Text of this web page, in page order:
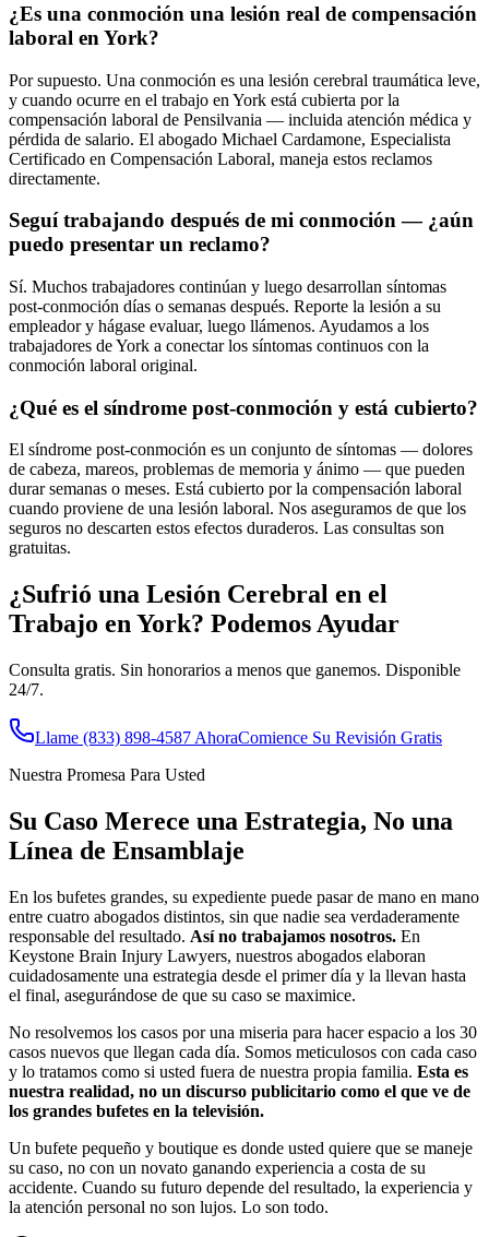
¿Es una conmoción una lesión real de compensación
laboral en York?
Por supuesto. Una conmoción es una lesión cerebral traumática leve,
y cuando ocurre en el trabajo en York está cubierta por la
compensación laboral de Pensilvania — incluida atención médica y
pérdida de salario. El abogado Michael Cardamone, Especialista
Certificado en Compensación Laboral, maneja estos reclamos
directamente.
Seguí trabajando después de mi conmoción — ¿aún
puedo presentar un reclamo?
Sí. Muchos trabajadores continúan y luego desarrollan síntomas
post-conmoción días o semanas después. Reporte la lesión a su
empleador y hágase evaluar, luego llámenos. Ayudamos a los
trabajadores de York a conectar los síntomas continuos con la
conmoción laboral original.
¿Qué es el síndrome post-conmoción y está cubierto?
El síndrome post-conmoción es un conjunto de síntomas — dolores
de cabeza, mareos, problemas de memoria y ánimo — que pueden
durar semanas o meses. Está cubierto por la compensación laboral
cuando proviene de una lesión laboral. Nos aseguramos de que los
seguros no descarten estos efectos duraderos. Las consultas son
gratuitas.
¿Sufrió una Lesión Cerebral en el
Trabajo enYork? Podemos Ayudar
Consulta gratis. Sin honorarios a menos que ganemos. Disponible
24/7.
Llame (833) 898-4587 AhoraComience Su Revisión Gratis
Nuestra Promesa Para Usted
Su Caso Merece una Estrategia, No una
Línea de Ensamblaje
En los bufetes grandes, su expediente puede pasar de mano en mano
entre cuatro abogados distintos, sin que nadie sea verdaderamente
responsable del resultado. Así no trabajamos nosotros. En
Keystone Brain Injury Lawyers, nuestros abogados elaboran
cuidadosamente una estrategia desde el primer día y la llevan hasta
el final, asegurándose de que su caso se maximice.
No resolvemos los casos por una miseria para hacer espacio a los 30
casos nuevos que llegan cada día. Somos meticulosos con cada caso
y lo tratamos como si usted fuera de nuestra propia familia. Esta es
nuestra realidad, no un discurso publicitario como el que ve de
los grandes bufetes en la televisión.
Un bufete pequeño y boutique es donde usted quiere que se maneje
su caso, no con un novato ganando experiencia a costa de su
accidente. Cuando su futuro depende del resultado, la experiencia y
la atención personal no son lujos. Lo son todo.